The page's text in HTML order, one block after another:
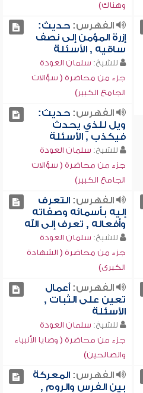
وهناك)
الفهرس:حديث:
إزرة المؤمن إلى نصف
ساقيه , الأسئلة
للشيخ: سلمان العودة
جزء من محاضرة ( سؤالات
الجامع الكبير)
الفهرس:حديث:
ويل للذي يحدث
فيكذب , الأسئلة
للشيخ: سلمان العودة
جزء من محاضرة ( سؤالات
الجامع الكبير)
الفهرس:التعرف
إليه بأسمائه وصفاته
وأفعاله , تعرف إلى الله
للشيخ: سلمان العودة
جزء من محاضرة ( الشهادة
الكبرى)
الفهرس:أعمال
تعين على الثبات ,
الأسئلة
للشيخ: سلمان العودة
جزء من محاضرة ( وصايا الأنبياء
والصالحين)
الفهرس:المعركة
بين الفرس والروم ,